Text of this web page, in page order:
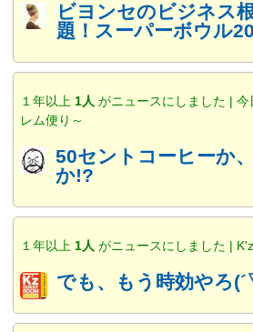
ビヨンセのビジネス
題！スーパーボウル
１年以上 1人 がニュースにしました |
レム便り～
50セントコーヒーか
か!?
１年以上 1人 がニュースにしました |
でも、もう時効やろ